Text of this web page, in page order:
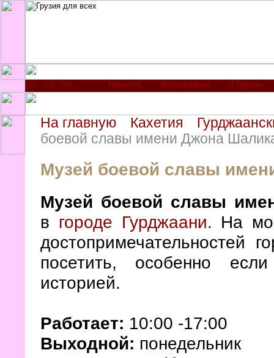
Новости Фотографии О Грузии
На главную Кахетия
боевой славы имени Джона
Музей боевой славы
Музей боевой славы
в городе Гурджаани. На
достопримечательностей
посетить, особенно
историей.
Работает: 10:00 -17:00
Выходной: понедельник